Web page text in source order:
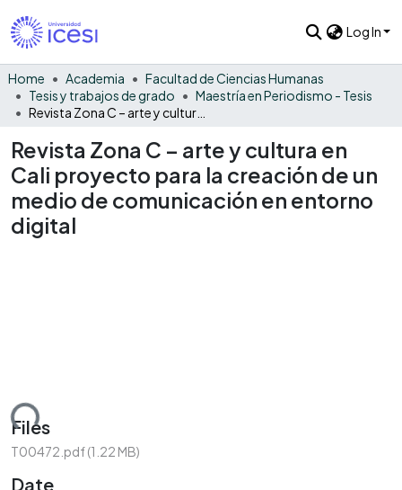
Log In
Home Academia
Facultad de Ciencias Humanas
Tesis y trabajos de grado
Maestría en Periodismo - Tesis
Revista Zona C – arte y cultura en
Cali proyecto para la creación de un
medio de comunicación en entorno
digital
Files
T00472.pdf(1.22 MB)
Date